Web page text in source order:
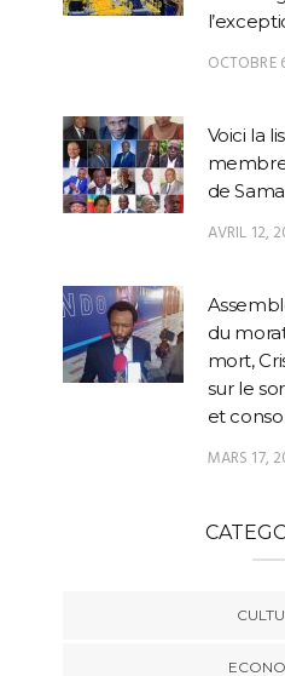
OCTOBRE
Voici la
de
AVRIL 12,
du
mort,
sur le
et
MARS 17,